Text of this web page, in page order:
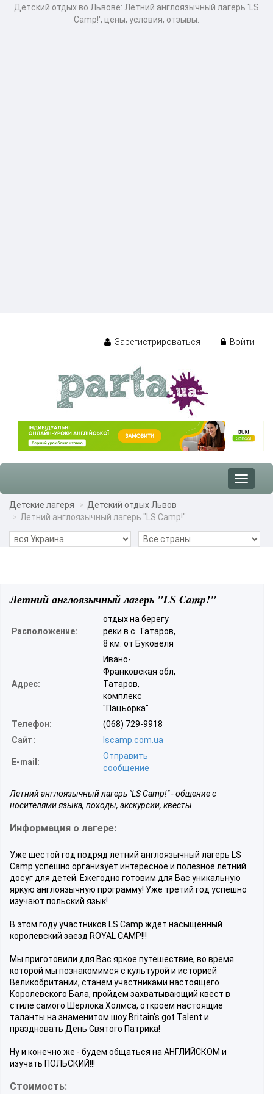
Детcкий отдых во Львове: Летний англоязычный лагерь 'LS
Camp!', цены, условия, отзывы.
Зарегистрироваться Войти
Toggle
Детские лагеря
Детский отдых Львов
Летний англоязычный лагерь "LS Camp!"
Летний англоязычный лагерь "LS Camp!"
Расположение:
отдых на берегу
реки в с. Татаров,
8 км. от Буковеля
Адрес:
Ивано-
Франковская обл,
Татаров,
комплекс
"Пацьорка"
Телефон:
(068) 729-9918
Сайт:
lscamp.com.ua
E-mail:
Отправить
сообщение
Летний англоязычный лагерь "LS Camp!" - общение с
носителями языка, походы, экскурсии, квесты.
Информация о лагере:
Уже шестой год подряд летний англоязычный лагерь LS
Сamp успешно организует интересное и полезное летний
досуг для детей. Ежегодно готовим для Вас уникальную
яркую англоязычную программу! Уже третий год успешно
изучают польский язык!
В этом году участников LS Camp ждет насыщенный
королевский заезд ROYAL CAMP!!!
Мы приготовили для Вас яркое путешествие, во время
которой мы познакомимся с культурой и историей
Великобритании, станем участниками настоящего
Королевского Бала, пройдем захватывающий квест в
стиле самого Шерлока Холмса, откроем настоящие
таланты на знаменитом шоу Britain's got Talent и
праздновать День Святого Патрика!
Ну и конечно же - будем общаться на АНГЛИЙСКОМ и
изучать ПОЛЬСКИЙ!!!
Стоимость: